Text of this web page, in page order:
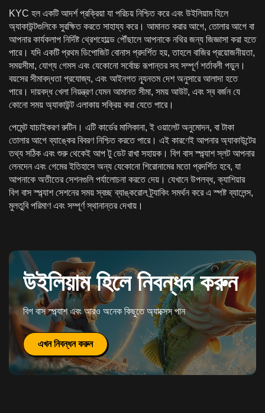
KYC হল একটি আদর্শ প্রক্রিয়া যা পরিচয় নিশ্চিত করে এবং উইলিয়াম হিলে
অ্যাকাউন্টগুলিকে সুরক্ষিত করতে সাহায্য করে। আমানত করার আগে, তোলার আগে বা
আপনার কার্যকলাপ নির্দিষ্ট থ্রেশহোল্ডে পৌঁছালে আপনাকে নথির জন্য জিজ্ঞাসা করা হতে
পারে। যদি একটি প্রথম ডিপোজিট বোনাস প্রদর্শিত হয়, তাহলে বাজির প্রয়োজনীয়তা,
সময়সীমা, যোগ্য গেমস এবং যেকোনো সর্বোচ্চ রূপান্তর সহ সম্পূর্ণ শর্তাবলী পড়ুন।
বয়সের সীমাবদ্ধতা প্রযোজ্য, এবং আইনগত ন্যূনতম দেশ অনুসারে আলাদা হতে
পারে। দায়বদ্ধ খেলা নিয়ন্ত্রণ যেমন আমানত সীমা, সময় আউট, এবং স্ব বর্জন যে
কোনো সময় অ্যাকাউন্ট এলাকায় সক্রিয় করা যেতে পারে।
পেমেন্ট যাচাইকরণ রুটিন। এটি কার্ডের মালিকানা, ই ওয়ালেট অনুমোদন, বা টাকা
তোলার আগে ব্যাঙ্কের বিবরণ নিশ্চিত করতে পারে। এই কারণেই আপনার অ্যাকাউন্টের
তথ্য সঠিক এবং শুরু থেকেই আপ টু ডেট রাখা সহায়ক। বিগ বাস স্প্ল্যাশ স্লট আপনার
লেনদেন এবং গেমের ইতিহাসে অন্য যেকোনো শিরোনামের মতো প্রদর্শিত হবে, যা
আপনাকে অতীতের সেশনগুলি পর্যালোচনা করতে দেয়। যেখানে উপলব্ধ, ক্যাশিয়ার
বিগ বাস স্প্ল্যাশ সেশনের সময় স্বচ্ছ ব্যাঙ্করোল ট্র্যাকিং সমর্থন করে এ স্পষ্ট ব্যালেন্স,
মুলতুবি পরিমাণ এবং সম্পূর্ণ স্থানান্তর দেখায়।
উইলিয়াম হিলে নিবন্ধন করুন
বিগ বাস স্প্ল্যাশ এবং আরও অনেক কিছুতে অ্যাক্সেস পান
এখন নিবন্ধন করুন